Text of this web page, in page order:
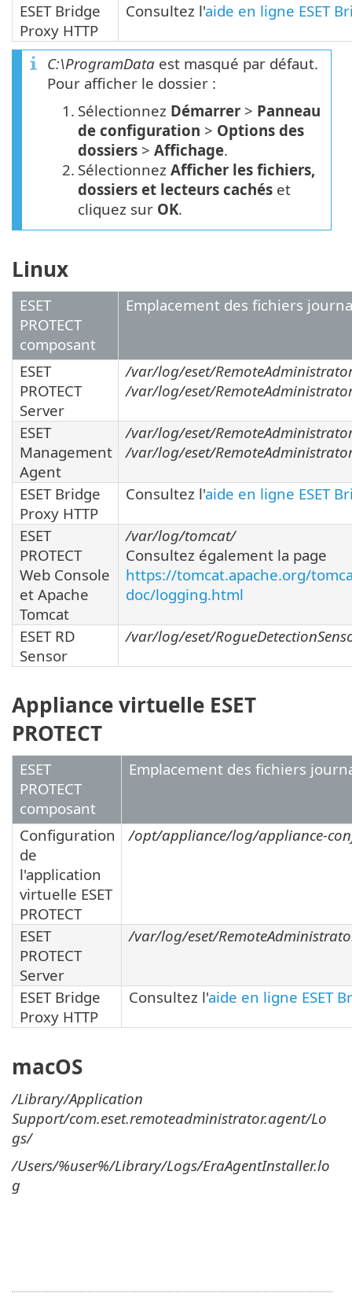
ESET Bridge
Proxy HTTP
Consultez l'aide en ligne ESET
C:\ProgramData est masqué par défaut.
Pour afficher le dossier :
1. Sélectionnez Démarrer > Panneau
de configuration > Options des
dossiers > Affichage.
2. Sélectionnez Afficher les fichiers,
dossiers et lecteurs cachés et
cliquez sur OK.
Linux
ESET
PROTECT
composant
Emplacement des fichiers
ESET
PROTECT
Server
/var/log/eset/
/var/log/eset/
ESET
Management
Agent
/var/log/eset/
/var/log/eset/
ESET Bridge
Proxy HTTP
Consultez l'aide en ligne ESET
ESET
PROTECT
Web Console
et Apache
Tomcat
/var/log/tomcat/
Consultez également la page
https://tomcat.apache.org/
doc/logging.html
ESET RD
Sensor
/var/log/eset/
Appliance virtuelle ESET
PROTECT
ESET
PROTECT
composant
Emplacement des fichiers
Configuration
de
l'application
virtuelle ESET
PROTECT
/opt/appliance/log/appliance-
ESET
PROTECT
Server
/var/log/eset/
ESET Bridge
Proxy HTTP
Consultez l'aide en ligne ESET
macOS
/Library/Application
Support/com.eset.remoteadministrator.agent/Lo
gs/
/Users/%user%/Library/Logs/EraAgentInstaller.lo
g